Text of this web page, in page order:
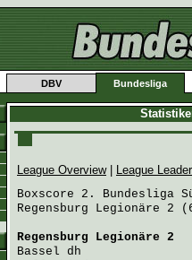
DBV Bundesliga
League Overview|
League
Boxscore 2. Bundesliga
Regensburg Legionäre
Regensburg Legionäre 2
Bassel